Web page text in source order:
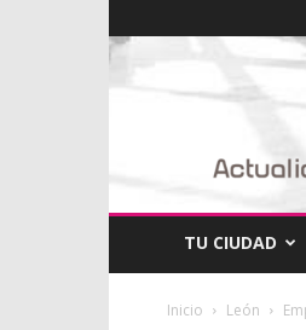
ActualidadSocial
TU CIUDAD
Inicio León